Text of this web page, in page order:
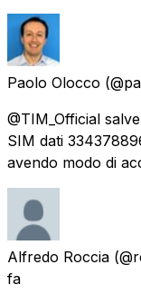
Paolo Olocco
@TIM_Official
SIM dati
avendo modo di
Alfredo Roccia
fa